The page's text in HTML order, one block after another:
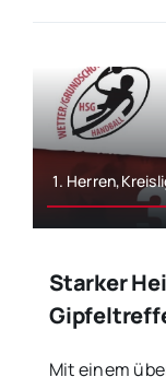
1.
Starker
Mit einem